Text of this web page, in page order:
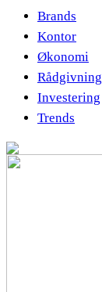
Brands
Kontor
Økonomi
Rådgivning
Investering
Trends